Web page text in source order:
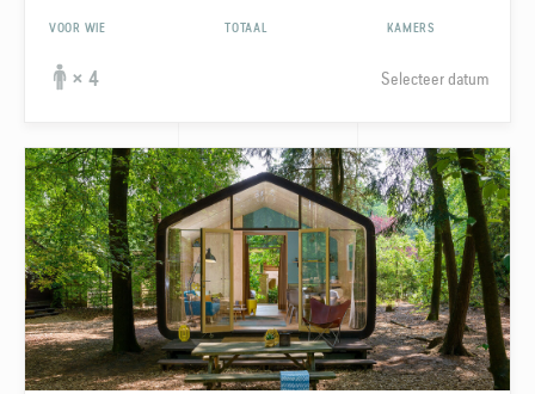
VOOR WIE TOTAAL KAMERS
× 4 Selecteer datum